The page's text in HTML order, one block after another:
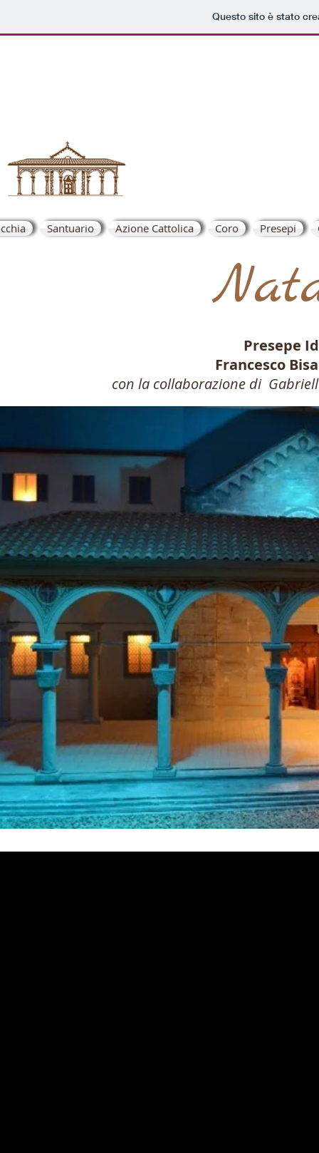
Questo sito è stato
Santuario Azione Cattolica Coro Presepi
Presepe
Francesco
con la collaborazione di